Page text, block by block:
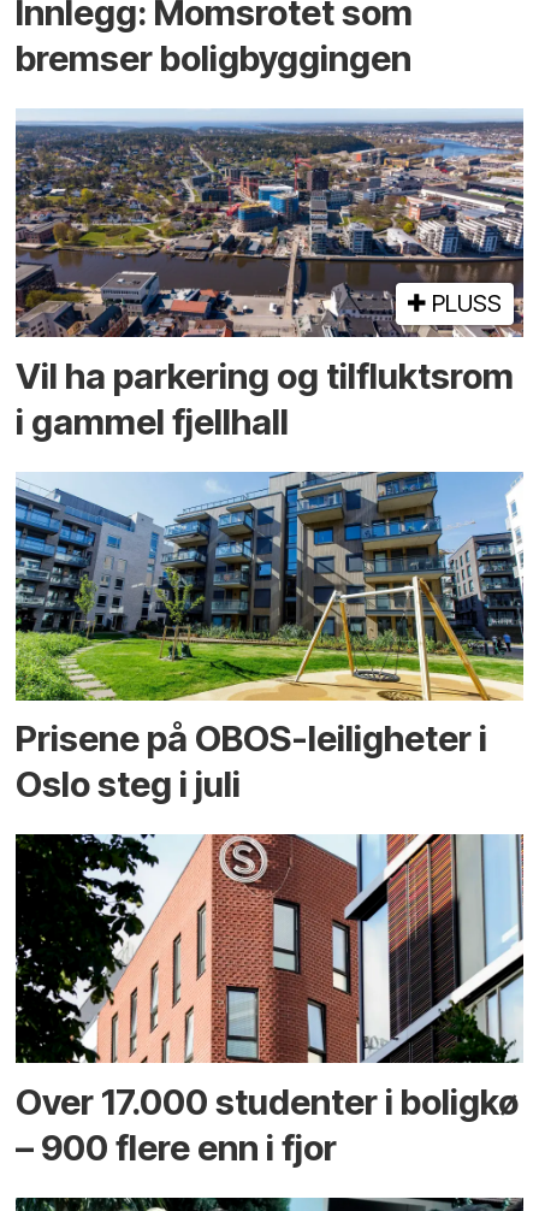
Innlegg: Moms­rotet som
bremser bolig­byggingen
PLUSS
Vil ha parkering og tilflukts­rom
i gammel fjellhall
Prisene på OBOS-leiligheter i
Oslo steg i juli
Over 17.000 studenter i boligkø
– 900 flere enn i fjor